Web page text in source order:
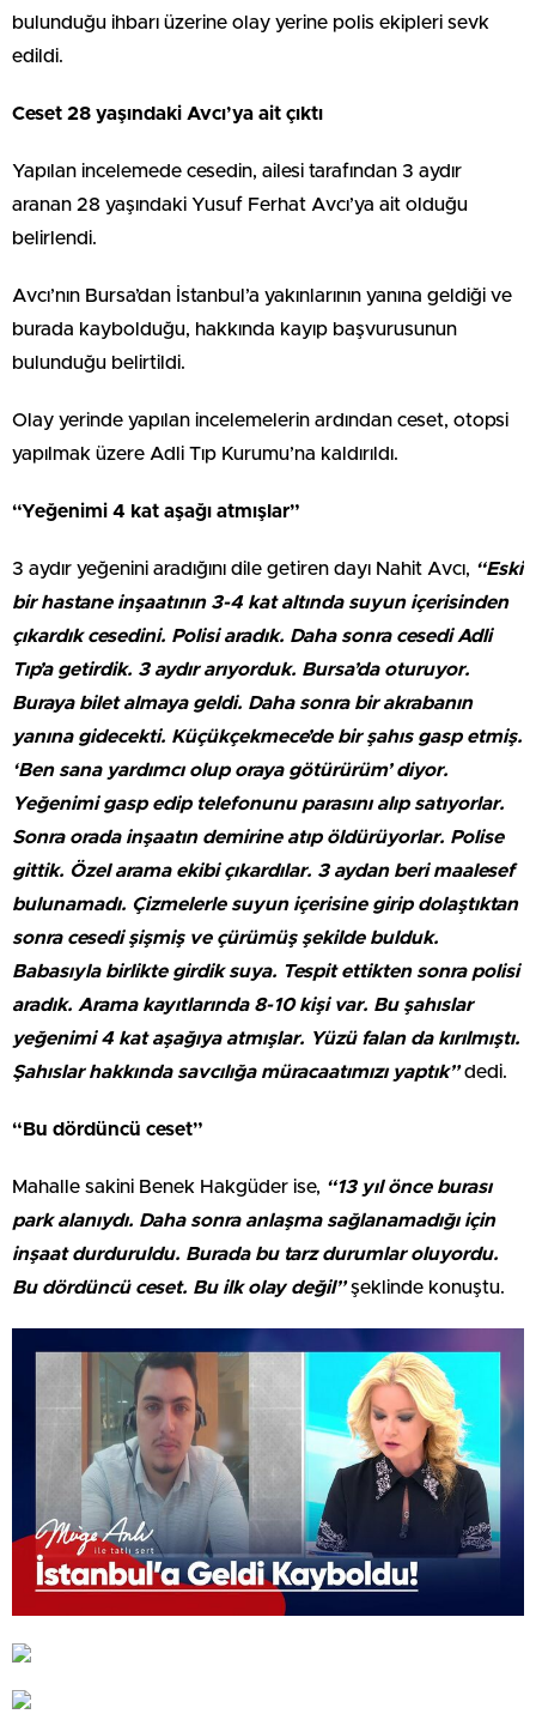
bulunduğu ihbarı üzerine olay yerine polis ekipleri sevk
edildi.
Ceset 28 yaşındaki Avcı’ya ait çıktı
Yapılan incelemede cesedin, ailesi tarafından 3 aydır
aranan 28 yaşındaki Yusuf Ferhat Avcı’ya ait olduğu
belirlendi.
Avcı’nın Bursa’dan İstanbul’a yakınlarının yanına geldiği ve
burada kaybolduğu, hakkında kayıp başvurusunun
bulunduğu belirtildi.
Olay yerinde yapılan incelemelerin ardından ceset, otopsi
yapılmak üzere Adli Tıp Kurumu’na kaldırıldı.
“Yeğenimi 4 kat aşağı atmışlar”
3 aydır yeğenini aradığını dile getiren dayı Nahit Avcı, “Eski
bir hastane inşaatının 3-4 kat altında suyun içerisinden
çıkardık cesedini. Polisi aradık. Daha sonra cesedi Adli
Tıp’a getirdik. 3 aydır arıyorduk. Bursa’da oturuyor.
Buraya bilet almaya geldi. Daha sonra bir akrabanın
yanına gidecekti. Küçükçekmece’de bir şahıs gasp etmiş.
‘Ben sana yardımcı olup oraya götürürüm’ diyor.
Yeğenimi gasp edip telefonunu parasını alıp satıyorlar.
Sonra orada inşaatın demirine atıp öldürüyorlar. Polise
gittik. Özel arama ekibi çıkardılar. 3 aydan beri maalesef
bulunamadı. Çizmelerle suyun içerisine girip dolaştıktan
sonra cesedi şişmiş ve çürümüş şekilde bulduk.
Babasıyla birlikte girdik suya. Tespit ettikten sonra polisi
aradık. Arama kayıtlarında 8-10 kişi var. Bu şahıslar
yeğenimi 4 kat aşağıya atmışlar. Yüzü falan da kırılmıştı.
Şahıslar hakkında savcılığa müracaatımızı yaptık”dedi.
“Bu dördüncü ceset”
Mahalle sakini Benek Hakgüder ise, “13 yıl önce burası
park alanıydı. Daha sonra anlaşma sağlanamadığı için
inşaat durduruldu. Burada bu tarz durumlar oluyordu.
Bu dördüncü ceset. Bu ilk olay değil”şeklinde konuştu.